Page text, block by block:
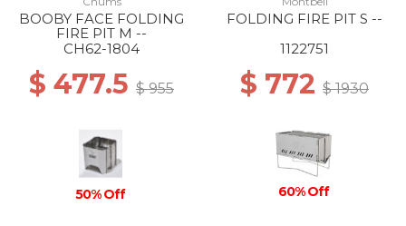
BOOBY FACE FOLDING
FIRE PIT M --
CH62-1804
$ 477.5 $ 955
50% Off
FOLDING FIRE PIT S --
1122751
$ 772 $ 1930
60% Off